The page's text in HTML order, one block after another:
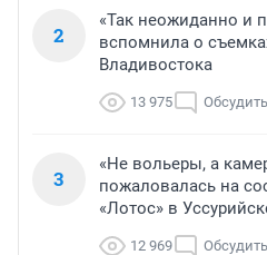
2
«Так неожиданно и
вспомнила о
Владивостока
13 975 Обсудить
3
«Не вольеры, а
пожаловалась на
«Лотос» в
12 969 Обсудить